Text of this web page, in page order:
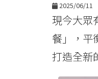
2025/06/11
現今大眾
餐」，平
打造全新